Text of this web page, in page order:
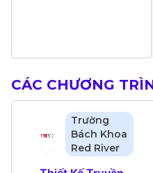
CÁC CHƯƠNG
Trường
Bách Khoa
Red River